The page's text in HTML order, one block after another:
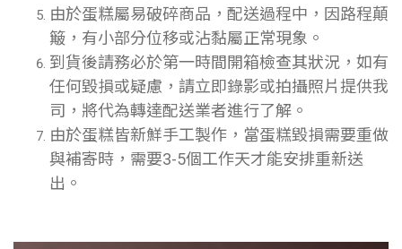
由於蛋糕屬易破碎商品，配送過程中，因路程顛
簸，有小部分位移或沾黏屬正常現象。
到貨後請務必於第一時間開箱檢查其狀況，如有
任何毀損或疑慮，請立即錄影或拍攝照片提供我
司，將代為轉達配送業者進行了解。
由於蛋糕皆新鮮手工製作，當蛋糕毀損需要重做
與補寄時，需要3-5個工作天才能安排重新送
出。